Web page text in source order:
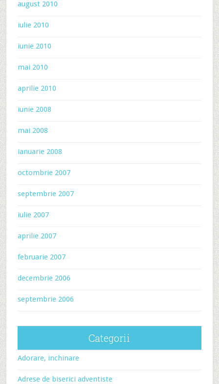
august 2010
iulie 2010
iunie 2010
mai 2010
aprilie 2010
iunie 2008
mai 2008
ianuarie 2008
octombrie 2007
septembrie 2007
iulie 2007
aprilie 2007
februarie 2007
decembrie 2006
septembrie 2006
Categorii
Adorare, inchinare
Adrese de biserici adventiste